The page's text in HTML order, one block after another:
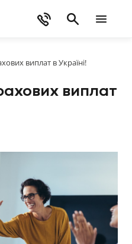
виплат в Україні!
виплат